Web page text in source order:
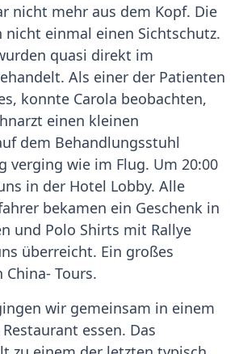
nicht mehr aus dem Kopf. Die
einmal einen Sichtschutz.
quasi direkt im
Als einer der Patienten
konnte Carola beobachten,
einen kleinen
dem Behandlungsstuhl
verging wie im Flug. Um 20:00
in der Hotel Lobby. Alle
bekamen ein Geschenk in
und Polo Shirts mit Rallye
überreicht. Ein großes
China- Tours.
wir gemeinsam in einem
essen. Das